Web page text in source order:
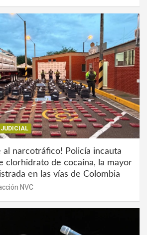
JUDICIAL
al narcotráfico! Policía incauta
clorhidrato de cocaína, la mayor
en las vías de Colombia
NVC